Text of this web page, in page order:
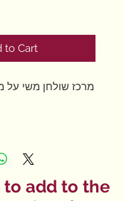
to Cart
מרכז שולחן משי
add to the